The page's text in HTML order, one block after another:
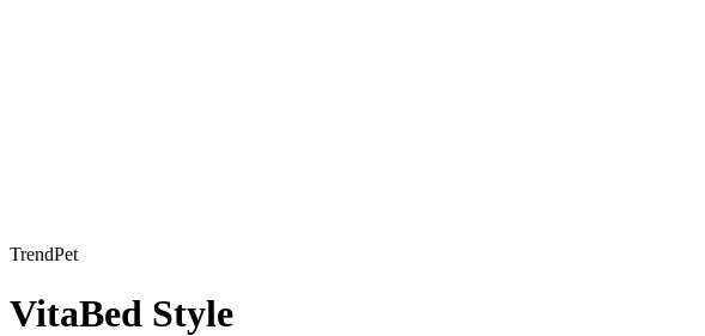
TrendPet
VitaBed Style